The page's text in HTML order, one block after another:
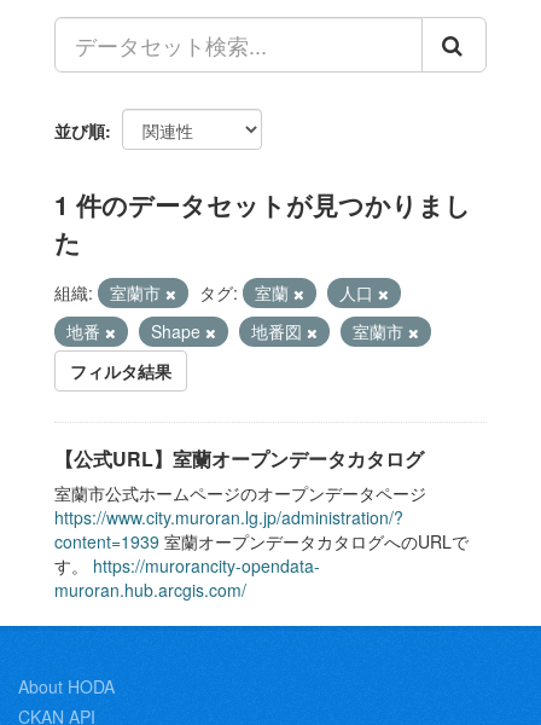
並び順
1 件のデータセットが見つかりまし
た
組織: 室蘭市 タグ: 室蘭
人口
地番
Shape 地番図
室蘭市
フィルタ結果
【公式URL】室蘭オープンデータカタログ
室蘭市公式ホームページのオープンデータページ
https://www.city.muroran.lg.jp/administration/?
content=1939 室蘭オープンデータカタログへのURLで
す。 https://murorancity-opendata-
muroran.hub.arcgis.com/
About HODA
CKAN API